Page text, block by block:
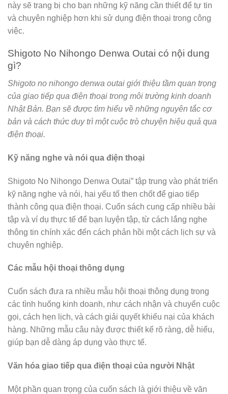
này sẽ trang bị cho bạn những kỹ năng cần thiết để tự tin
và chuyên nghiệp hơn khi sử dụng điện thoại trong công
việc.
Shigoto No Nihongo Denwa Outai có nội dung
gì?
Shigoto no nihongo denwa outai giới thiệu tầm quan trọng
của giao tiếp qua điện thoại trong môi trường kinh doanh
Nhật Bản. Bạn sẽ được tìm hiểu về những nguyên tắc cơ
bản và cách thức duy trì một cuộc trò chuyện hiệu quả qua
điện thoại.
Kỹ năng nghe và nói qua điện thoại
Shigoto No Nihongo Denwa Outai” tập trung vào phát triển
kỹ năng nghe và nói, hai yếu tố then chốt để giao tiếp
thành công qua điện thoại. Cuốn sách cung cấp nhiều bài
tập và ví dụ thực tế để bạn luyện tập, từ cách lắng nghe
thông tin chính xác đến cách phản hồi một cách lịch sự và
chuyên nghiệp.
Các mẫu hội thoại thông dụng
Cuốn sách đưa ra nhiều mẫu hội thoại thông dụng trong
các tình huống kinh doanh, như cách nhận và chuyển cuộc
gọi, cách hẹn lịch, và cách giải quyết khiếu nại của khách
hàng. Những mẫu câu này được thiết kế rõ ràng, dễ hiểu,
giúp bạn dễ dàng áp dụng vào thực tế.
Văn hóa giao tiếp qua điện thoại của người Nhật
Một phần quan trọng của cuốn sách là giới thiệu về văn